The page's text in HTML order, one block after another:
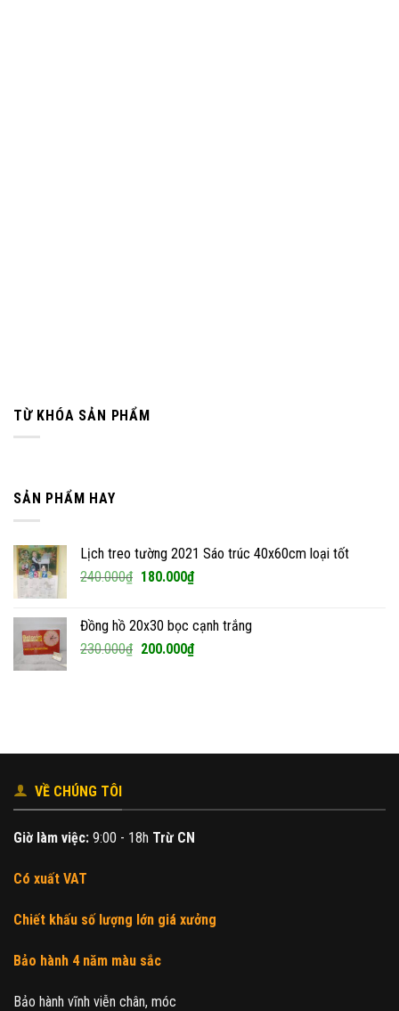
TỪ KHÓA SẢN PHẨM
SẢN PHẨM HAY
Lịch treo tường 2021 Sáo trúc 40x60cm loại tốt
240.000₫ Giá
240.000₫.
180.000₫Giá
là:
180.000₫.
Đồng hồ 20x30 bọc cạnh trắng
230.000₫ Giá
200.000₫Giá
VỀ CHÚNG TÔI
Giờ làm việc: 9:00 - 18h Trừ CN
Có xuất VAT
Chiết khấu số lượng lớn giá xưởng
Bảo hành 4 năm màu sắc
Bảo hành vĩnh viễn chân, móc